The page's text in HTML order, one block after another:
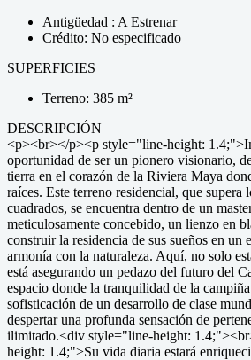
Antigüedad : A Estrenar
Crédito: No especificado
SUPERFICIES
Terreno: 385 m²
DESCRIPCIÓN
<p><br></p><p style="line-height:
oportunidad de ser un pionero visionario,
tierra en el corazón de la Riviera Maya
raíces. Este terreno residencial, que supera
cuadrados, se encuentra dentro de un
meticulosamente concebido, un lienzo en
construir la residencia de sus sueños en un
armonía con la naturaleza. Aquí, no solo
está asegurando un pedazo del futuro del
espacio donde la tranquilidad de la
sofisticación de un desarrollo de clase
despertar una profunda sensación de
ilimitado.<div style="line-height:
height: 1.4;">Su vida diaria estará